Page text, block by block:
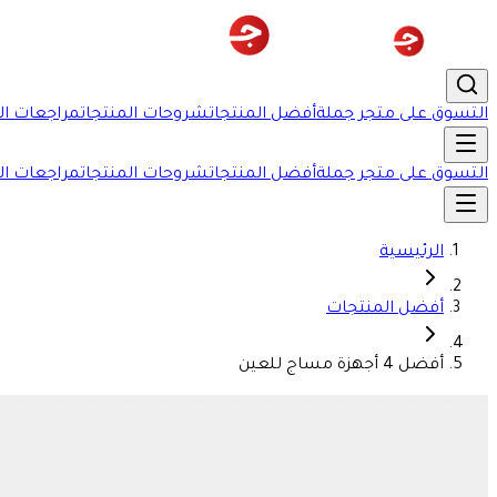
التسوق على متجر جملةأفضل المنتجاتشروحات المنتجاتمراجعات
التسوق على متجر جملةأفضل المنتجاتشروحات المنتجاتمراجعات
الرئيسية
أفضل المنتجات
أفضل 4 أجهزة مساج للعين